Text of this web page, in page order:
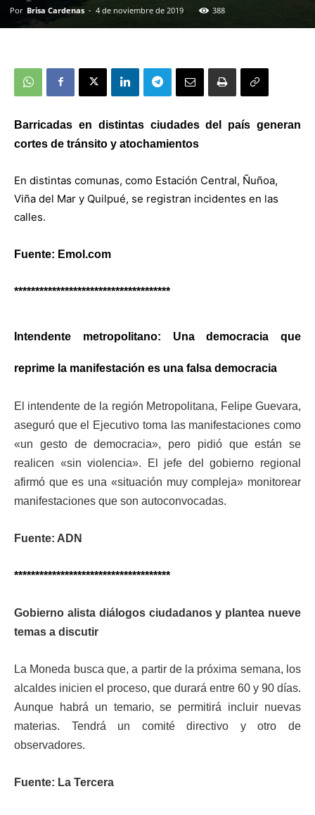
Por Brisa Cardenas - 4 de noviembre de 2019 388
Barricadas en distintas ciudades del país generan
cortes de tránsito y atochamientos
En distintas comunas, como Estación Central, Ñuñoa,
Viña del Mar y Quilpué, se registran incidentes en las
calles.
Fuente: Emol.com
*************************************
Intendente metropolitano: Una democracia que
reprime la manifestación es una falsa democracia
El intendente de la región Metropolitana, Felipe Guevara,
aseguró que el Ejecutivo toma las manifestaciones como
«un gesto de democracia», pero pidió que están se
realicen «sin violencia». El jefe del gobierno regional
afirmó que es una «situación muy compleja» monitorear
manifestaciones que son autoconvocadas.
Fuente: ADN
*************************************
Gobierno alista diálogos ciudadanos y plantea nueve
temas a discutir
La Moneda busca que, a partir de la próxima semana, los
alcaldes inicien el proceso, que durará entre 60 y 90 días.
Aunque habrá un temario, se permitirá incluir nuevas
materias. Tendrá un comité directivo y otro de
observadores.
Fuente: La Tercera